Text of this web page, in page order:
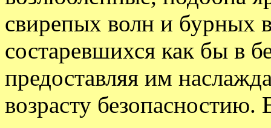
свирепых волн и бурных
состаревшихся как бы в
предоставляя им
возрасту